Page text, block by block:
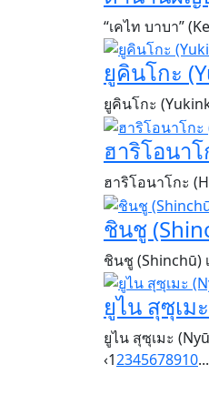
“เคไท บาบา”
ยูคินโกะ
ยูคินโกะ
ฮาริโอนา
ฮาริโอนาโกะ
ชินชู
ชินชู (Shinchū)
ยูไน สุซุเ
ยูไน สุซุเมะ
‹12345678910...